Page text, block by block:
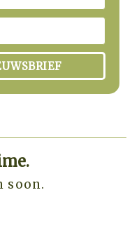
soon.